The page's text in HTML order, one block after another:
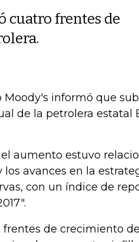
cuatro frentes de
informó que
de la petrolera estatal
aumento estuvo
avances en la
con un índice de
de crecimiento